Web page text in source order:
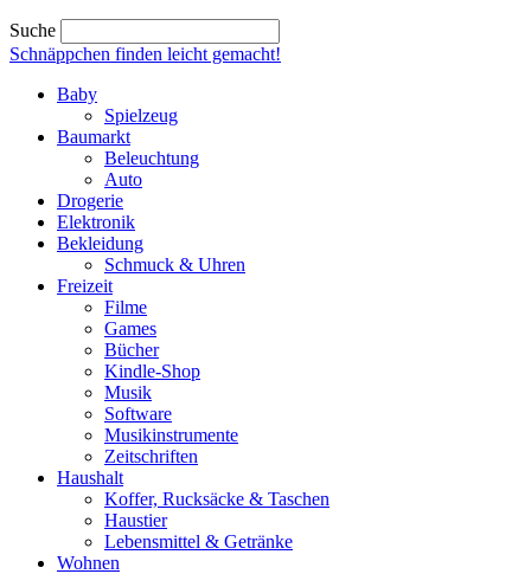
Suche
Schnäppchen finden leicht gemacht!
Baby
Spielzeug
Baumarkt
Beleuchtung
Auto
Drogerie
Elektronik
Bekleidung
Schmuck & Uhren
Freizeit
Filme
Games
Bücher
Kindle-Shop
Musik
Software
Musikinstrumente
Zeitschriften
Haushalt
Koffer, Rucksäcke & Taschen
Haustier
Lebensmittel & Getränke
Wohnen